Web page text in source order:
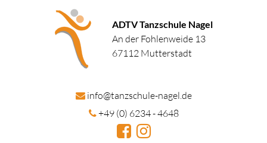
ADTV Tanzschule Nagel
An der Fohlenweide 13
67112 Mutterstadt
info@tanzschule-nagel.de
+49 (0) 6234 - 4648